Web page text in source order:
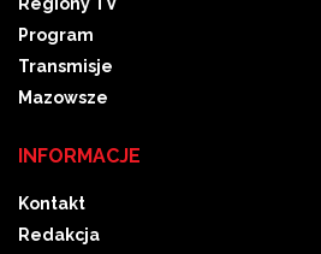
Program
Transmisje
Mazowsze
INFORMACJE
Kontakt
Redakcja